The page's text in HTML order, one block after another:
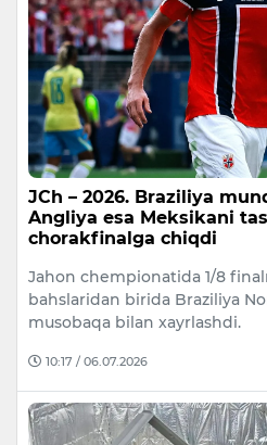
JCh – 2026. Braziliya
Angliya esa Meksikani
chorakfinalga chiqdi
Jahon chempionatida 1/8
bahslaridan birida Braziliya
musobaqa bilan xayrlashdi.
10:17 / 06.07.2026